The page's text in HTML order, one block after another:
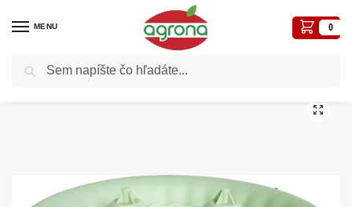
MENU 0
Domov Kvetináče, plôtiky, sadbovače, vázy, truhlíky...